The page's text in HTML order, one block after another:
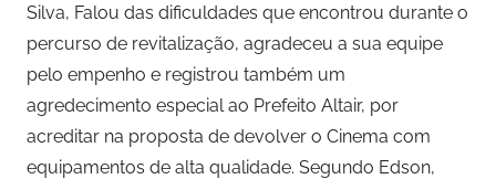
Silva, Falou das dificuldades que encontrou durante o
percurso de revitalização, agradeceu a sua equipe
pelo empenho e registrou também um
agredecimento especial ao Prefeito Altair, por
acreditar na proposta de devolver o Cinema com
equipamentos de alta qualidade. Segundo Edson,